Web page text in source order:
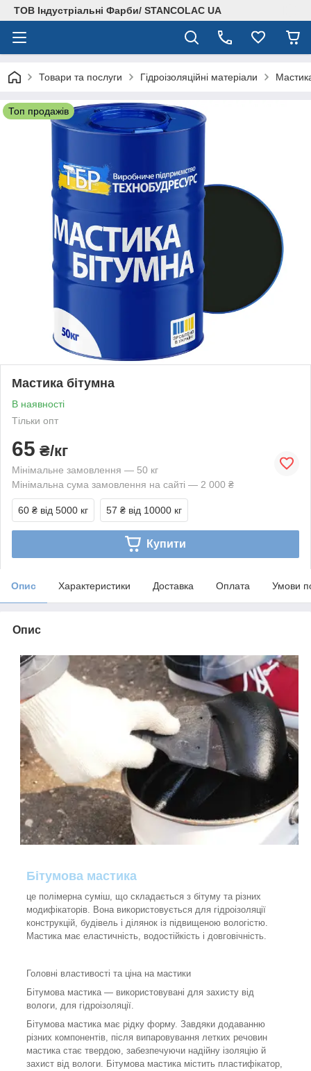
ТОВ Індустріальні Фарби/ STANCOLAC UA
Товари та послуги Гідроізоляційні матеріали
Топ продажів
Мастика бітумна
В наявності
Тільки опт
65 ₴/кг
Мінімальне замовлення — 50 кг
Мінімальна сума замовлення на сайті — 2 000 ₴
60 ₴ від 5000 кг 57 ₴ від 10000 кг
Купити
Опис Характеристики Доставка Оплата Умови
Опис
Бітумова мастика
це полімерна суміш, що складається з бітуму та різних
модифікаторів. Вона використовується для гідроізоляції
конструкцій, будівель і ділянок із підвищеною вологістю.
Мастика має еластичність, водостійкість і довговічність.
Головні властивості та ціна на мастики
Бітумова мастика — використовувані для захисту від
вологи, для гідроізоляції.
Бітумова мастика має рідку форму. Завдяки додаванню
різних компонентів, після випаровування летких речовин
мастика стає твердою, забезпечуючи надійну ізоляцію й
захист від вологи. Бітумова мастика містить пластифікатор,